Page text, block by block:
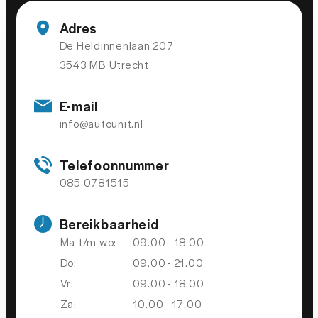
Rijstrooksensor
Verkeersbord detectie
Vermoeidheids herkenning
OVERIGE
Draadloze telefoonlader
Volledig digitaal instrumentenpaneel
achterbank in 3 delen neerklapbaar met skiluik
Achteropkomend verkeer waarschuwing
Adres
De Heldinnenlaan 207
3543 MB Utrecht
E-mail
info@autounit.nl
Telefoonnummer
085 0781515
Bereikbaarheid
Ma t/m wo:
09.00 - 18.00
Do:
09.00 - 21.00
Vr:
09.00 - 18.00
Za:
10.00 - 17.00